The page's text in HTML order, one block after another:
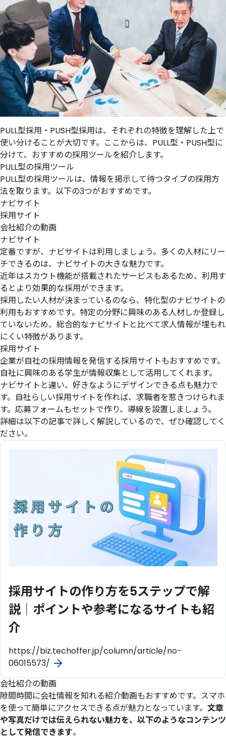
PULL型採用・PUSH型採用は、それぞれの特徴を理解した上で
使い分けることが大切です。ここからは、PULL型・PUSH型に
分けて、おすすめの採用ツールを紹介します。
PULL型の採用ツール
PULL型の採用ツールは、情報を掲示して待つタイプの採用方
法を取ります。以下の3つがおすすめです。
ナビサイト
採用サイト
会社紹介の動画
ナビサイト
定番ですが、ナビサイトは利用しましょう。多くの人材にリー
チできるのは、ナビサイトの大きな魅力です。
近年はスカウト機能が搭載されたサービスもあるため、利用す
るとより効果的な採用ができます。
採用したい人材が決まっているのなら、特化型のナビサイトの
利用もおすすめです。特定の分野に興味のある人材しか登録し
ていないため、総合的なナビサイトと比べて求人情報が埋もれ
にくい特徴があります。
採用サイト
企業が自社の採用情報を発信する採用サイトもおすすめです。
自社に興味のある学生が情報収集として活用してくれます。
ナビサイトと違い、好きなようにデザインできる点も魅力で
す。自社らしい採用サイトを作れば、求職者を惹きつけられま
す。応募フォームもセットで作り、導線を設置しましょう。
詳細は以下の記事で詳しく解説しているので、ぜひ確認してく
ださい。
採用サイトの作り方を5ステップで解
説｜ポイントや参考になるサイトも紹
介
https://biz.techoffer.jp/column/article/no-
06015573/
会社紹介の動画
隙間時間に会社情報を知れる紹介動画もおすすめです。スマホ
を使って簡単にアクセスできる点が魅力となっています。 文章
や写真だけでは伝えられない魅力を、以下のようなコンテンツ
として発信できます。